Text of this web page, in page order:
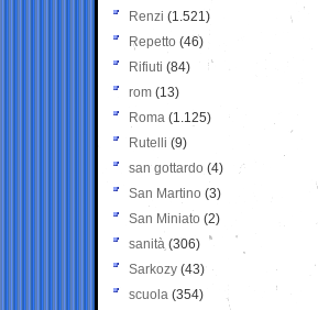
Renzi (1.521)
Repetto (46)
Rifiuti (84)
rom (13)
Roma (1.125)
Rutelli (9)
san gottardo (4)
San Martino (3)
San Miniato (2)
sanità (306)
Sarkozy (43)
scuola (354)